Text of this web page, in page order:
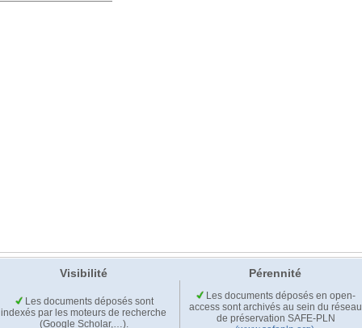
Visibilité Pérennité
Les documents déposés sont
indexés par les moteurs de recherche
(Google Scholar,…).
Les documents déposés en open-
access sont archivés au sein du réseau
de préservation SAFE-PLN